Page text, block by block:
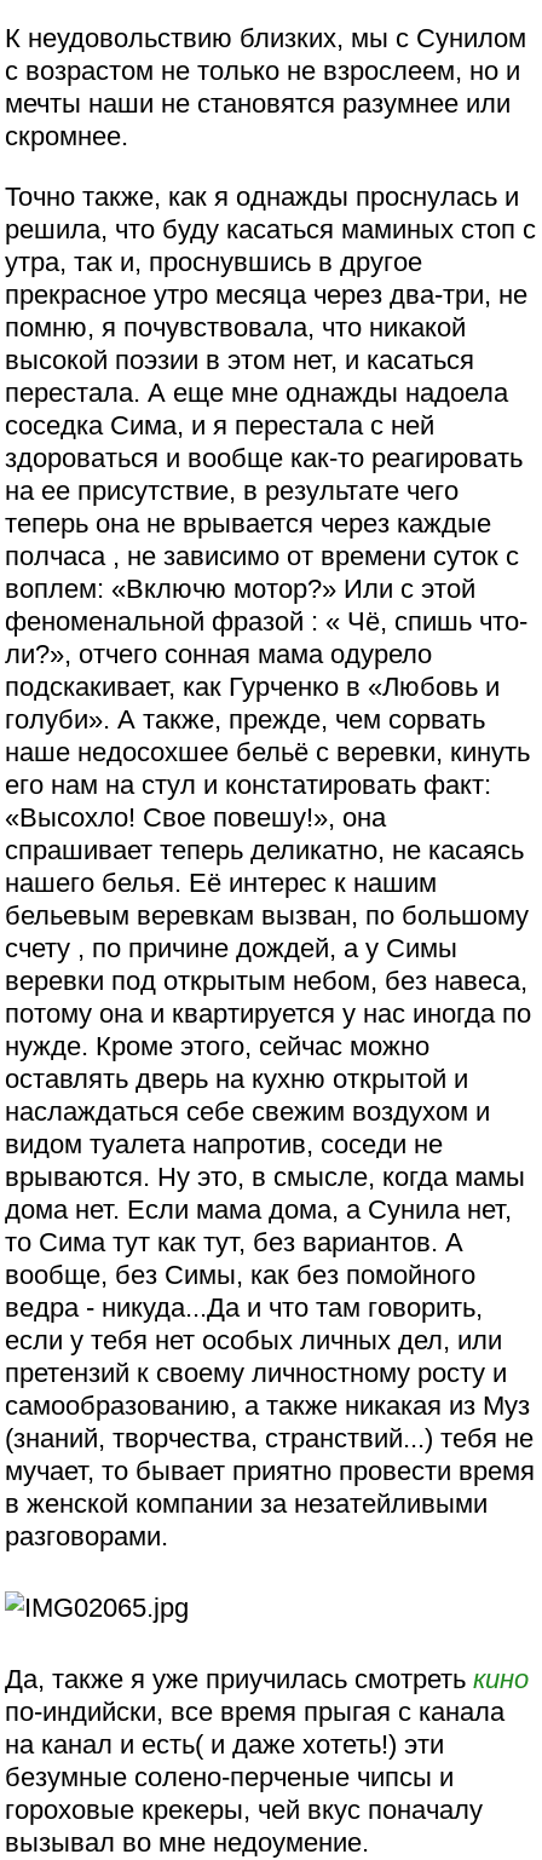
К неудовольствию близких, мы с Сунилом
с возрастом не только не взрослеем, но и
мечты наши не становятся разумнее или
скромнее.
Точно также, как я однажды проснулась и
решила, что буду касаться маминых стоп с
утра, так и, проснувшись в другое
прекрасное утро месяца через два-три, не
помню, я почувствовала, что никакой
высокой поэзии в этом нет, и касаться
перестала. А еще мне однажды надоела
соседка Сима, и я перестала с ней
здороваться и вообще как-то реагировать
на ее присутствие, в результате чего
теперь она не врывается через каждые
полчаса , не зависимо от времени суток с
воплем: «Включю мотор?» Или с этой
феноменальной фразой : « Чё, спишь что-
ли?», отчего сонная мама одурело
подскакивает, как Гурченко в «Любовь и
голуби». А также, прежде, чем сорвать
наше недосохшее бельё с веревки, кинуть
его нам на стул и констатировать факт:
«Высохло! Свое повешу!», она
спрашивает теперь деликатно, не касаясь
нашего белья. Её интерес к нашим
бельевым веревкам вызван, по большому
счету , по причине дождей, а у Симы
веревки под открытым небом, без навеса,
потому она и квартируется у нас иногда по
нужде. Кроме этого, сейчас можно
оставлять дверь на кухню открытой и
наслаждаться себе свежим воздухом и
видом туалета напротив, соседи не
врываются. Ну это, в смысле, когда мамы
дома нет. Если мама дома, а Сунила нет,
то Сима тут как тут, без вариантов. А
вообще, без Симы, как без помойного
ведра - никуда...Да и что там говорить,
если у тебя нет особых личных дел, или
претензий к своему личностному росту и
самообразованию, а также никакая из Муз
(знаний, творчества, странствий...) тебя не
мучает, то бывает приятно провести время
в женской компании за незатейливыми
разговорами.
Да, также я уже приучилась смотретькино
по-индийски, все время прыгая с канала
на канал и есть( и даже хотеть!) эти
безумные солено-перченые чипсы и
гороховые крекеры, чей вкус поначалу
вызывал во мне недоумение.